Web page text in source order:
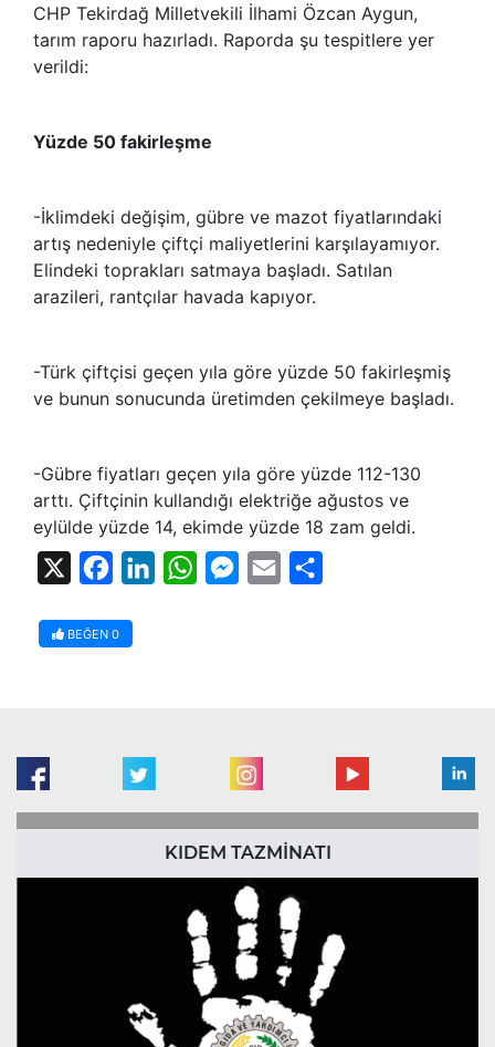
CHP Tekirdağ Milletvekili İlhami Özcan Aygun,
tarım raporu hazırladı. Raporda şu tespitlere yer
verildi:
Yüzde 50 fakirleşme
-İklimdeki değişim, gübre ve mazot fiyatlarındaki
artış nedeniyle çiftçi maliyetlerini karşılayamıyor.
Elindeki toprakları satmaya başladı. Satılan
arazileri, rantçılar havada kapıyor.
-Türk çiftçisi geçen yıla göre yüzde 50 fakirleşmiş
ve bunun sonucunda üretimden çekilmeye başladı.
-Gübre fiyatları geçen yıla göre yüzde 112-130
arttı. Çiftçinin kullandığı elektriğe ağustos ve
eylülde yüzde 14, ekimde yüzde 18 zam geldi.
FacebookLinkedInWhatsAppMessenger
Email
BEĞEN 0
KIDEM TAZMİNATI